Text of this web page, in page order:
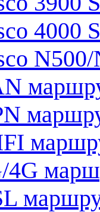
4000
N500/
4G